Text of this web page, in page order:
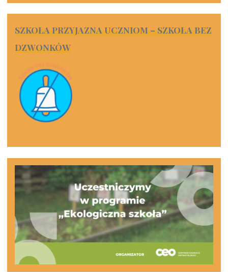
SZKOŁA PRZYJAZNA UCZNIOM – SZKOŁA BEZ
DZWONKÓW